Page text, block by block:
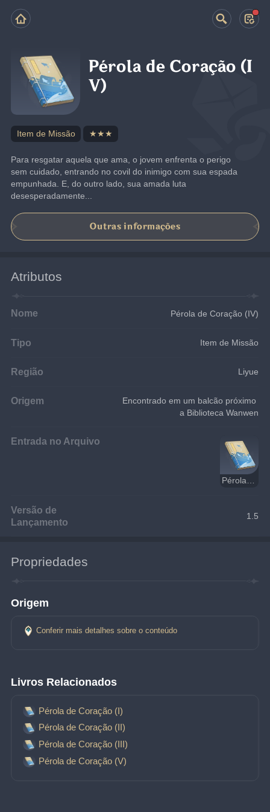
Pérola de Coração (I
V)
Item de Missão ★★★
Para resgatar aquela que ama, o jovem enfrenta o perigo
sem cuidado, entrando no covil do inimigo com sua espada
empunhada. E, do outro lado, sua amada luta
desesperadamente...
Outras informações
Atributos
Nome Pérola de Coração (IV)
Tipo Item de Missão
Região Liyue
Origem
Encontrado em um balcão próximo
a Biblioteca Wanwen
Entrada no Arquivo
Pérola de Coração
Versão de
Lançamento
1.5
Propriedades
Origem
Conferir mais detalhes sobre o conteúdo
Livros Relacionados
Pérola de Coração (I)
Pérola de Coração (II)
Pérola de Coração (III)
Pérola de Coração (V)